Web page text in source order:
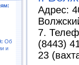
Об
и
Адрес:
7.
(8443)
23